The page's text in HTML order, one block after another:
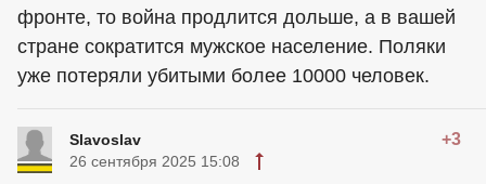
фронте, то война продлится дольше, а в вашей
стране сократится мужское население. Поляки
уже потеряли убитыми более 10000 человек.
Slavoslav +3
26 сентября 2025 15:08